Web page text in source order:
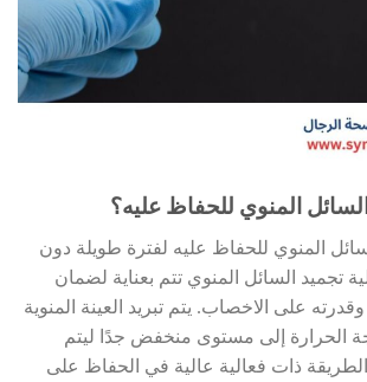
المنوي للحفاظ عليه؟
المنوي للحفاظ عليه لفترة طويلة دون
تجميد السائل المنوي تتم بعناية لضمان
على الاخصاب. يتم تبريد العينة المنوية
الحرارة إلى مستوى منخفض جدًا ليتم
ذات فعالية عالية في الحفاظ على